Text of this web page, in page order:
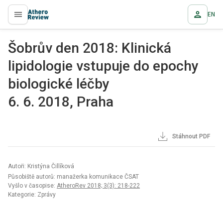
proLékaře.cz EN
Šobrův den 2018: Klinická
lipidologie vstupuje do epochy
biologické léčby
6. 6. 2018, Praha
Stáhnout PDF
Autoři: Kristýna Čillíková
Působiště autorů: manažerka komunikace ČSAT
Vyšlo v časopise: AtheroRev 2018; 3(3): 218-222
Kategorie: Zprávy